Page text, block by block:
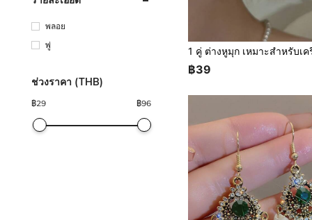
พลอย
พู่
ช่วงราคา (THB)
฿29 ฿96
฿39